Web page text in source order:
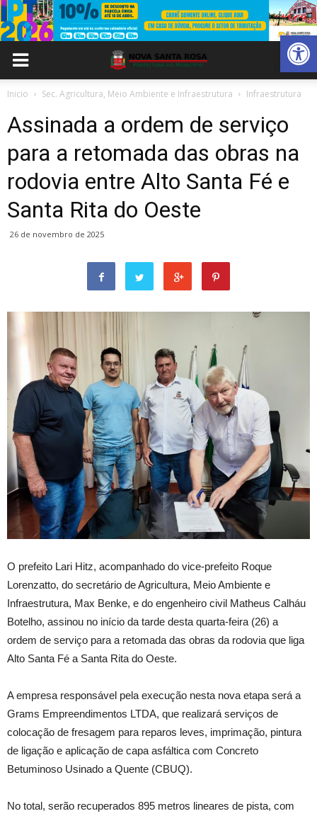
Abrir
Inicio Sec. Agricultura, Meio Ambiente e Infraestrutura Infraestrutura
Assinada a ordem de serviço
para a retomada das obras na
rodovia entre Alto Santa Fé e
Santa Rita do Oeste
26 de novembro de 2025
O prefeito Lari Hitz, acompanhado do vice-prefeito Roque
Lorenzatto, do secretário de Agricultura, Meio Ambiente e
Infraestrutura, Max Benke, e do engenheiro civil Matheus Calháu
Botelho, assinou no início da tarde desta quarta-feira (26) a
ordem de serviço para a retomada das obras da rodovia que liga
Alto Santa Fé a Santa Rita do Oeste.
A empresa responsável pela execução nesta nova etapa será a
Grams Empreendimentos LTDA, que realizará serviços de
colocação de fresagem para reparos leves, imprimação, pintura
de ligação e aplicação de capa asfáltica com Concreto
Betuminoso Usinado a Quente (CBUQ).
No total, serão recuperados 895 metros lineares de pista, com